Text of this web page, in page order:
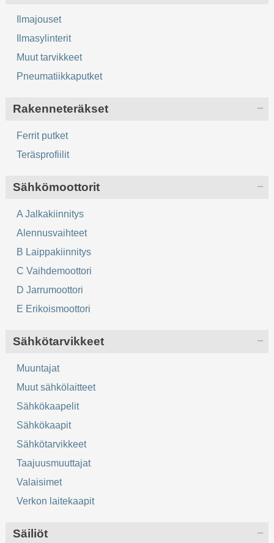
Ilmajouset
Ilmasylinterit
Muut tarvikkeet
Pneumatiikkaputket
Rakenneteräkset
Ferrit putket
Teräsprofiilit
Sähkömoottorit
A Jalkakiinnitys
Alennusvaihteet
B Laippakiinnitys
C Vaihdemoottori
D Jarrumoottori
E Erikoismoottori
Sähkötarvikkeet
Muuntajat
Muut sähkölaitteet
Sähkökaapelit
Sähkökaapit
Sähkötarvikkeet
Taajuusmuuttajat
Valaisimet
Verkon laitekaapit
Säiliöt